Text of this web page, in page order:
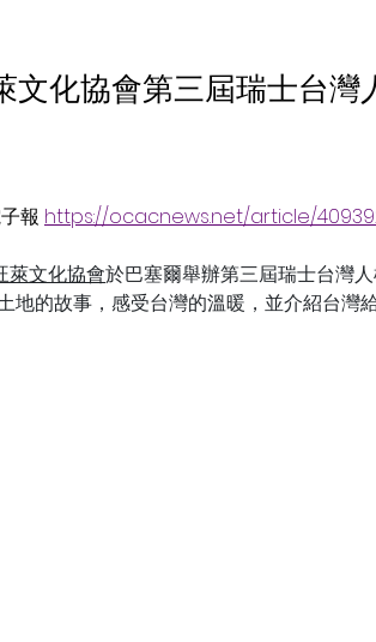
文化協會第三屆瑞士台灣
報 https://ocacnews.net/article/
萊文化協會於巴塞爾舉辦第三屆瑞士台灣
地的故事，感受台灣的溫暖，並介紹台灣